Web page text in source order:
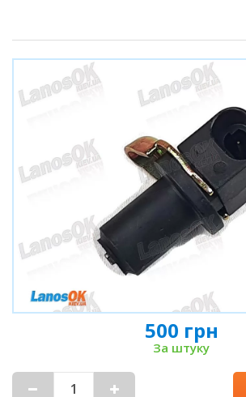
500 грн
За штуку